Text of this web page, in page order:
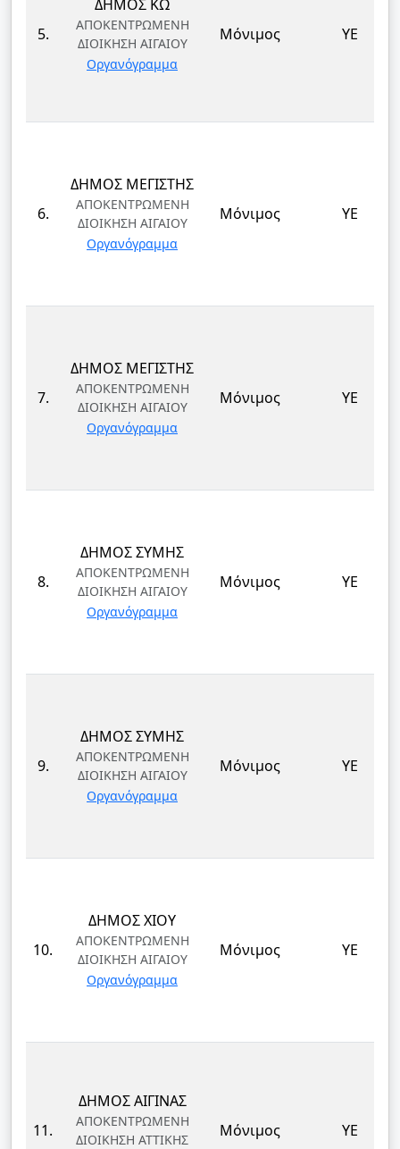
5.
ΔΗΜΟΣ ΚΩ
ΑΠΟΚΕΝΤΡΩΜΕΝΗ
ΔΙΟΙΚΗΣΗ ΑΙΓΑΙΟΥ
Οργανόγραμμα
Μόνιμος ΥΕ
6.
ΔΗΜΟΣ ΜΕΓΙΣΤΗΣ
ΑΠΟΚΕΝΤΡΩΜΕΝΗ
ΔΙΟΙΚΗΣΗ ΑΙΓΑΙΟΥ
Οργανόγραμμα
Μόνιμος ΥΕ
7.
ΔΗΜΟΣ ΜΕΓΙΣΤΗΣ
ΑΠΟΚΕΝΤΡΩΜΕΝΗ
ΔΙΟΙΚΗΣΗ ΑΙΓΑΙΟΥ
Οργανόγραμμα
Μόνιμος ΥΕ
8.
ΔΗΜΟΣ ΣΥΜΗΣ
ΑΠΟΚΕΝΤΡΩΜΕΝΗ
ΔΙΟΙΚΗΣΗ ΑΙΓΑΙΟΥ
Οργανόγραμμα
Μόνιμος ΥΕ
9.
ΔΗΜΟΣ ΣΥΜΗΣ
ΑΠΟΚΕΝΤΡΩΜΕΝΗ
ΔΙΟΙΚΗΣΗ ΑΙΓΑΙΟΥ
Οργανόγραμμα
Μόνιμος ΥΕ
10.
ΔΗΜΟΣ ΧΙΟΥ
ΑΠΟΚΕΝΤΡΩΜΕΝΗ
ΔΙΟΙΚΗΣΗ ΑΙΓΑΙΟΥ
Οργανόγραμμα
Μόνιμος ΥΕ
11.
ΔΗΜΟΣ ΑΙΓΙΝΑΣ
ΑΠΟΚΕΝΤΡΩΜΕΝΗ
ΔΙΟΙΚΗΣΗ ΑΤΤΙΚΗΣ
Μόνιμος ΥΕ